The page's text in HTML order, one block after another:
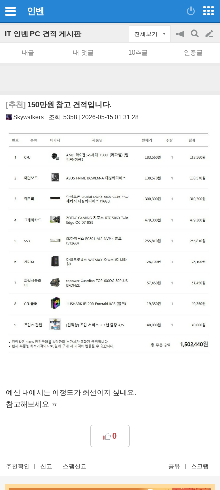
인벤
IT 인벤 PC 견적 게시판 전체보기
공
on/off
검
색
글
쓰
내글 내 댓글 10추글 인증글
[추천] 150만원 참고 견적입니다.
Skywalkers 조회: 5358 2026-05-15 01:31:28
예산 내에서는 이정도가 최선이지 싶네요.
참고해보세요 ㅎ
0
추천확인 신고 스팸신고 공유 스크랩